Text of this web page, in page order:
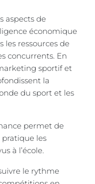
aspects de
économique
ressources de
concurrents. En
sportif et
la
du sport et les
permet de
les
à l’école.
le rythme